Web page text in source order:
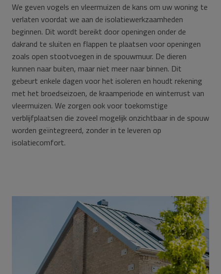
We geven vogels en vleermuizen de kans om uw woning te
verlaten voordat we aan de isolatiewerkzaamheden
beginnen. Dit wordt bereikt door openingen onder de
dakrand te sluiten en flappen te plaatsen voor openingen
zoals open stootvoegen in de spouwmuur. De dieren
kunnen naar buiten, maar niet meer naar binnen. Dit
gebeurt enkele dagen voor het isoleren en houdt rekening
met het broedseizoen, de kraamperiode en winterrust van
vleermuizen. We zorgen ook voor toekomstige
verblijfplaatsen die zoveel mogelijk onzichtbaar in de spouw
worden geïntegreerd, zonder in te leveren op
isolatiecomfort.